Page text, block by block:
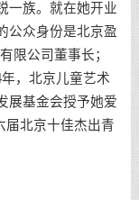
一族。就在她开业
公众身份是北京盈
限公司董事长；
，北京儿童艺术
展基金会授予她爱
届北京十佳杰出青